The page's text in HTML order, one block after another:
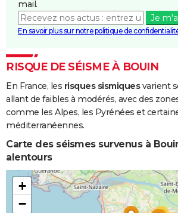
Inondations
et/ou
Boue
04/07/1983 25/07/1983
mail.
Je
En savoir plus sur notre politique de
RISQUE DE SÉISME À BOUIN
En France, les risques sismiquesvarient
allant de faibles à modérés, avec des
comme les Alpes, les Pyrénées et
méditerranéennes.
Carte des séismes survenus à
alentours
+
−